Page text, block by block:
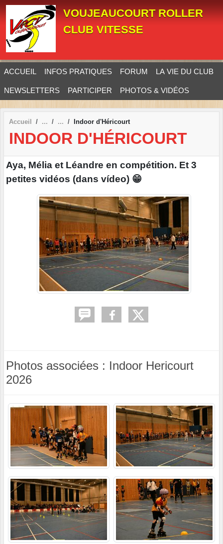
VOUJEAUCOURT ROLLER
CLUB VITESSE
ACCUEIL INFOS PRATIQUES FORUM LA VIE DU CLUB
NEWSLETTERS PARTICIPER PHOTOS & VIDÉOS
Accueil Indoor d'Héricourt
INDOOR D'HÉRICOURT
Aya, Mélia et Léandre en compétition. Et 3
petites vidéos (dans vídeo) 😁
Photos associées : Indoor Hericourt
2026
Panneau de gestion des cookies